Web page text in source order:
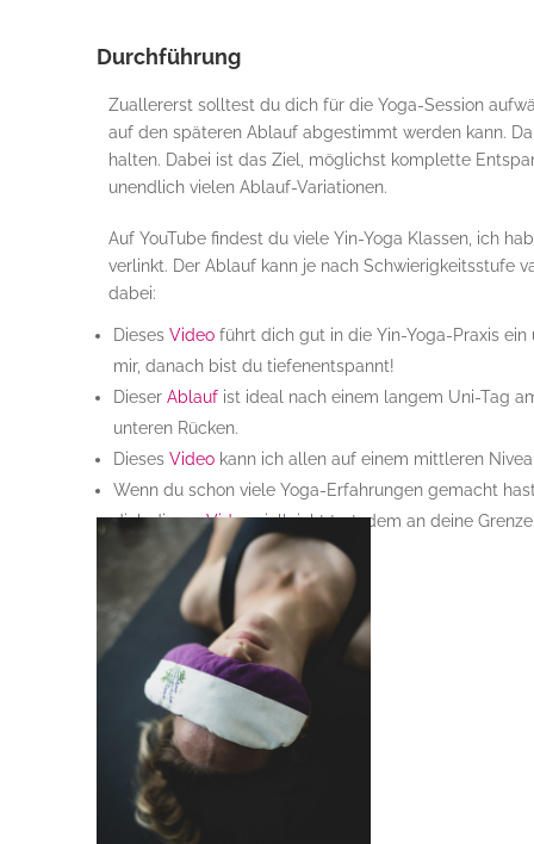
Durchführung
Zuallererst solltest du dich für die Yoga-Session
auf den späteren Ablauf abgestimmt werden kann.
halten. Dabei ist das Ziel, möglichst komplette
unendlich vielen Ablauf-Variationen.
Auf YouTube findest du viele Yin-Yoga Klassen, ich
verlinkt. Der Ablauf kann je nach Schwierigkeitsstufe
dabei:
Dieses Videoführt dich gut in die Yin-Yoga-Praxis
mir, danach bist du tiefenentspannt!
Dieser Ablaufist ideal nach einem langem Uni-Tag
unteren Rücken.
Dieses Videokann ich allen auf einem mittleren
Wenn du schon viele Yoga-Erfahrungen gemacht
dich diesesVideovielleicht trotzdem an deine